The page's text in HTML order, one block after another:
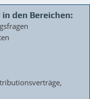
den Bereichen: